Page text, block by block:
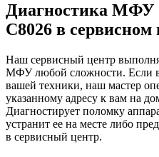
Диагностика МФУ
C8026 в сервисном
Наш сервисный центр
МФУ любой сложности. Если
вашей техники, наш мастер
указанному адресу к вам на
Диагностирует поломку
устранит ее на месте либо
в сервисный центр.